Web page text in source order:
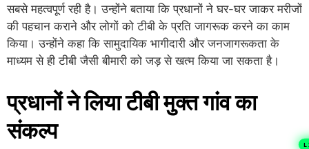
सबसे महत्वपूर्ण रही है। उन्होंने बताया कि प्रधानों ने घर-घर जाकर मरीजों
की पहचान कराने और लोगों को टीबी के प्रति जागरूक करने का काम
किया। उन्होंने कहा कि सामुदायिक भागीदारी और जनजागरूकता के
माध्यम से ही टीबी जैसी बीमारी को जड़ से खत्म किया जा सकता है।
प्रधानों ने लिया टीबी मुक्त गांव का
संकल्प